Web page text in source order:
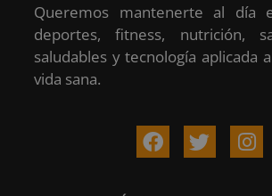
Queremos mantenerte al día
deportes, fitness, nutrición,
saludables y tecnología aplicada
vida sana.